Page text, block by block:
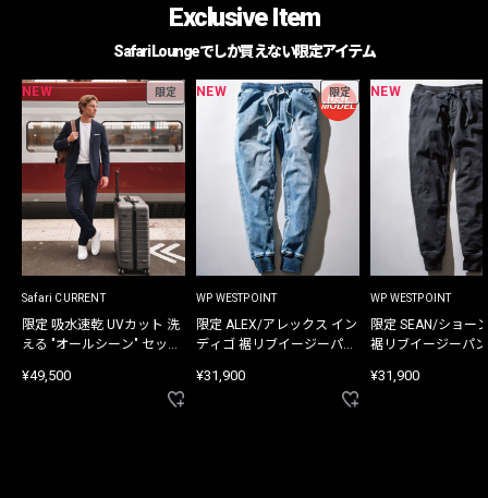
Exclusive Item
Safari Loungeでしか買えない限定アイテム
NEW 限定
Safari CURRENT
限定 吸水速乾 UVカット 洗
える "オールシーン" セット
¥49,500
NEW 限定
WP WESTPOINT
限定 ALEX/アレックス イン
ディゴ 裾リブイージーパン
¥31,900
NEW
WP WESTPOINT
限定 SEAN/ショー
裾リブイージーパ
¥31,900